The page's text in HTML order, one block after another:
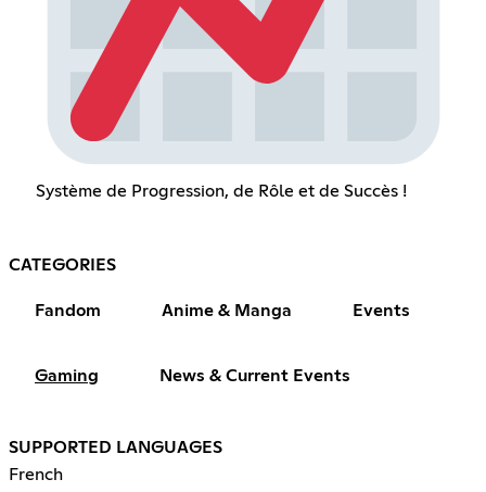
Système de Progression, de Rôle et de Succès !
CATEGORIES
Fandom Anime & Manga Events
Gaming News & Current Events
SUPPORTED LANGUAGES
French